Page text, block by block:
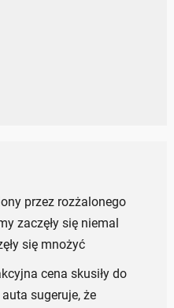
przez rozżalonego
zaczęły się niemal
się mnożyć
cena skusiły do
sugeruje, że